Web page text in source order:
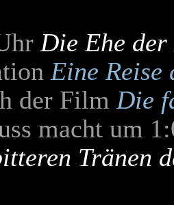
Die Ehe
Eine Reise
der Film Die
macht um
Tränen